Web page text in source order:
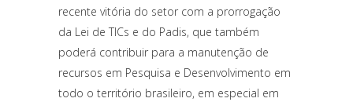
recente vitória do setor com a prorrogação
da Lei de TICs e do Padis, que também
poderá contribuir para a manutenção de
recursos em Pesquisa e Desenvolvimento em
todo o território brasileiro, em especial em